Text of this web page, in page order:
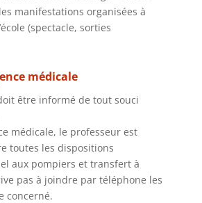
manifestations organisées à
(spectacle, sorties
médicale
être informé de tout souci
médicale, le professeur est
toutes les dispositions
aux pompiers et transfert à
pas à joindre par téléphone les
concerné.